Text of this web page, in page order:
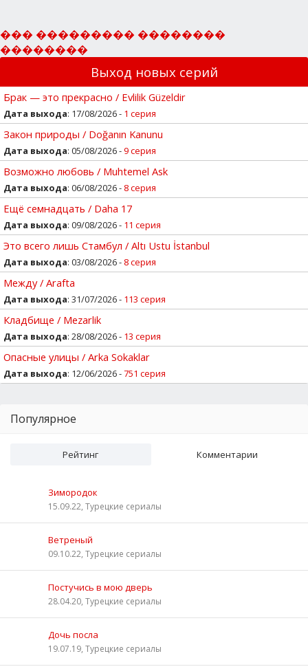
��� ��������� ��������
��������
Выход новых серий
Брак — это прекрасно / Evlilik Güzeldir
Дата выхода: 17/08/2026 - 1 серия
Закон природы / Doğanın Kanunu
Дата выхода: 05/08/2026 -9 серия
Возможно любовь / Muhtemel Ask
Дата выхода: 06/08/2026 - 8 серия
Ещё семнадцать / Daha 17
Дата выхода: 09/08/2026 - 11 серия
Это всего лишь Стамбул / Altı Ustu İstanbul
Дата выхода: 03/08/2026 - 8 серия
Между / Arafta
Дата выхода: 31/07/2026 - 113 серия
Кладбище / Mezarlik
Дата выхода: 28/08/2026 - 13 серия
Опасные улицы / Arka Sokaklar
Дата выхода: 12/06/2026 -751 серия
Популярное
Рейтинг Комментарии
Зимородок
15.09.22, Турецкие сериалы
Ветреный
09.10.22, Турецкие сериалы
Постучись в мою дверь
28.04.20, Турецкие сериалы
Дочь посла
19.07.19, Турецкие сериалы